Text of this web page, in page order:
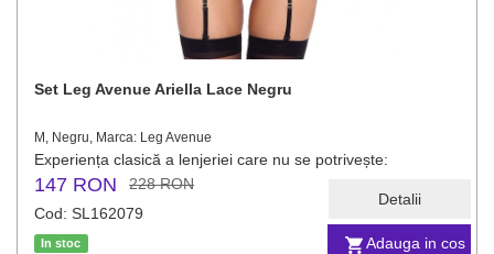
Adauga in cos
Detalii
Set Leg Avenue Ariella Lace Negru
M, Negru, Marca: Leg Avenue
Experiența clasică a lenjeriei care nu se potrivește:
147 RON
228 RON
Cod: SL162079
In stoc